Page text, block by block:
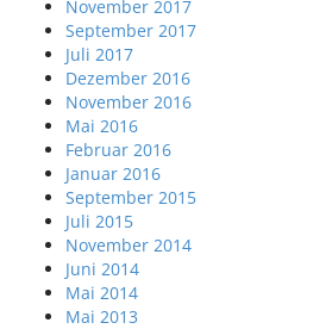
November 2017
September 2017
Juli 2017
Dezember 2016
November 2016
Mai 2016
Februar 2016
Januar 2016
September 2015
Juli 2015
November 2014
Juni 2014
Mai 2014
Mai 2013